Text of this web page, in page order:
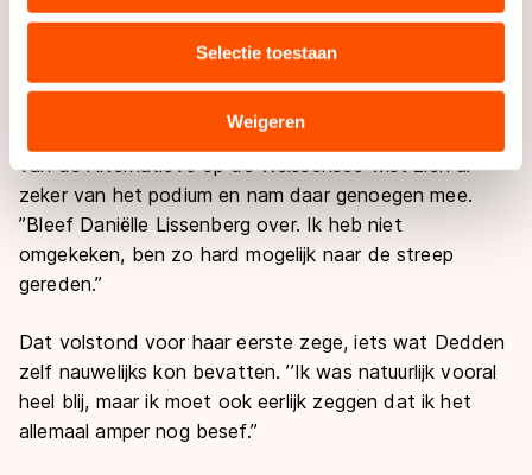
uw gebruik van onze site met onze partners voor social
combineren met andere gegevens die u aan hen heeft
verstrekt of die zij hebben verzameld via hun services.
Sommige partners kunnen gegevens doorgeven aan
landen buiten de EU, zoals de VS, waar mogelijk geen
adequaat beschermingsniveau geldt volgens de GDPR.
Door op ‘Toestaan’ te klikken, stemt u in met deze
overdracht. Meer informatie vindt u in onscookiebeleid
Selectie toestaan
Weigeren
op het moment dat de rest al het werk op haar
schouders legde. De drie vuchters wisten meteen dat
zij mochten rijden om de podiumplekken.
In die sprint liet Witte het al snel lopen. De winnares
van de Alternatieve op de Weissensee wist zich al
zeker van het podium en nam daar genoegen mee.
’’Bleef Daniëlle Lissenberg over. Ik heb niet
omgekeken, ben zo hard mogelijk naar de streep
gereden.’’
Dat volstond voor haar eerste zege, iets wat Dedden
zelf nauwelijks kon bevatten. ’’Ik was natuurlijk vooral
heel blij, maar ik moet ook eerlijk zeggen dat ik het
allemaal amper nog besef.’’